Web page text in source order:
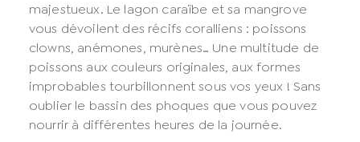
majestueux. Le lagon caraïbe et sa mangrove
vous dévoilent des récifs coralliens : poissons
clowns, anémones, murènes… Une multitude de
poissons aux couleurs originales, aux formes
improbables tourbillonnent sous vos yeux ! Sans
oublier le bassin des phoques que vous pouvez
nourrir à différentes heures de la journée.